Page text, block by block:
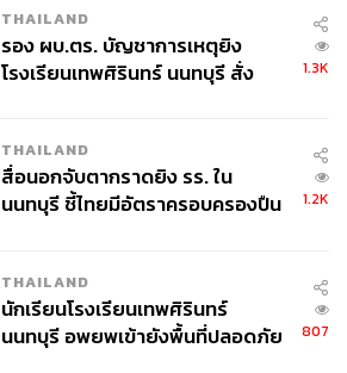
THAILAND
รอง ผบ.ตร. บัญชาการเหตุยิง
โรงเรียนเทพศิรินทร์ นนทบุรี สั่ง
1.3K
THAILAND
สื่อนอกจับตากราดยิง รร. ใน
นนทบุรี ชี้ไทยมีอัตราครอบครองปืน
1.2K
THAILAND
นักเรียนโรงเรียนเทพศิรินทร์
นนทบุรี อพยพเข้ายังพื้นที่ปลอดภัย
807